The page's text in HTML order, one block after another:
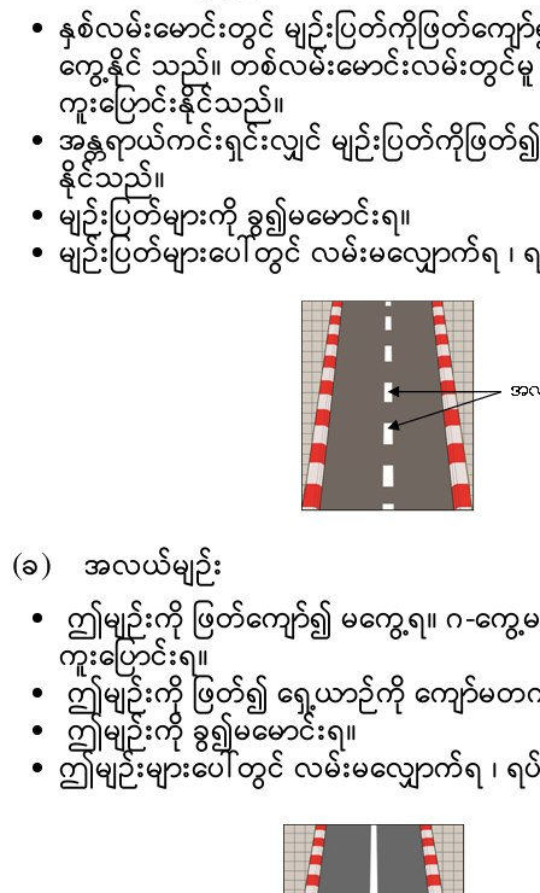
နှစ်လမ်းမောင်းတွင် မျဉ်းပြတ်ကိုဖြတ်
ကွေ့နိုင် သည်။ တစ်လမ်းမောင်းလမ်းတွင်မူ
ကူးပြောင်းနိုင်သည်။
အန္တရာယ်ကင်းရှင်းလျှင် မျဉ်းပြတ်ကိုဖ
နိုင်သည်။
မျဉ်းပြတ်များကို ခွ၍မမောင်းရ။
မျဉ်းပြတ်များပေါ်တွင် လမ်းမလျှောက်ရ
(ခ) အလယ်မျဉ်း
ဤမျဉ်းကို ဖြတ်ကျော်၍ မကွေ့ရ။ ဂ-ကွေ့
ကူးပြောင်းရ။
ဤမျဉ်းကို ဖြတ်၍ ရှေ့ယာဉ်ကို ကျော်မတ
ဤမျဉ်းကို ခွ၍မမောင်းရ။
ဤမျဉ်းများပေါ်တွင် လမ်းမလျှောက်ရ ၊